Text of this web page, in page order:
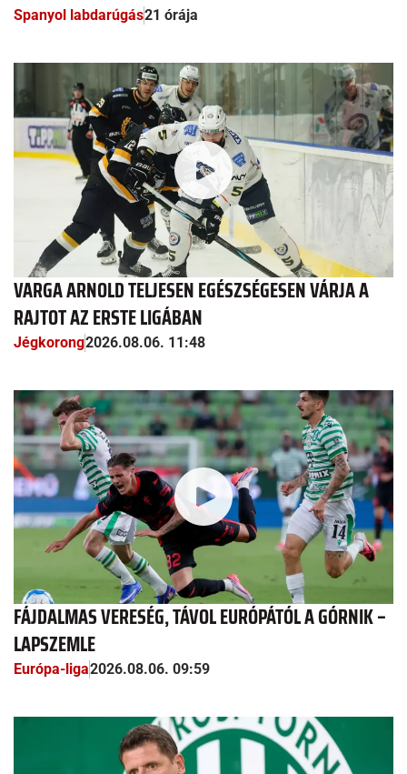
Spanyol labdarúgás21 órája
VARGA ARNOLD TELJESEN EGÉSZSÉGESEN VÁRJA A
RAJTOT AZ ERSTE LIGÁBAN
Jégkorong2026.08.06. 11:48
FÁJDALMAS VERESÉG, TÁVOL EURÓPÁTÓL A GÓRNIK –
LAPSZEMLE
Európa-liga2026.08.06. 09:59